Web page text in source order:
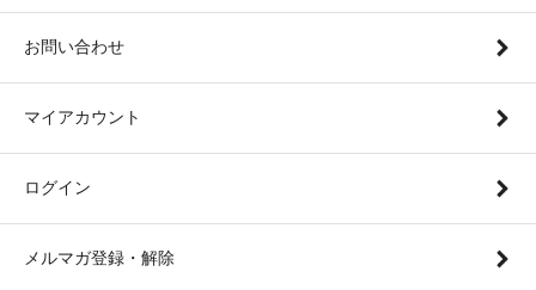
お問い合わせ
マイアカウント
ログイン
メルマガ登録・解除